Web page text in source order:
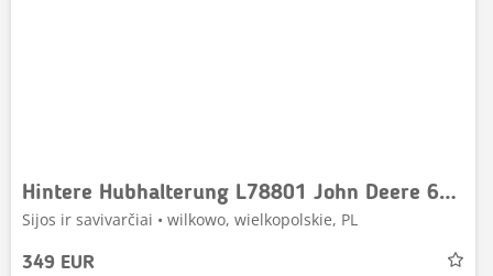
Hintere Hubhalterung L78801 John Deere 6120
Sijos ir savivarčiai • wilkowo, wielkopolskie, PL
349 EUR